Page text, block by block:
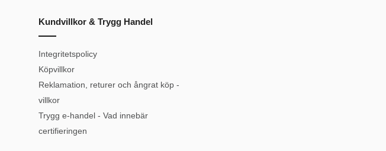
Kundvillkor & Trygg Handel
Integritetspolicy
Köpvillkor
Reklamation, returer och ångrat köp -
villkor
Trygg e-handel - Vad innebär
certifieringen